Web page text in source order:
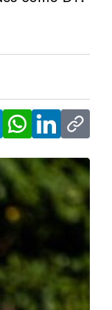
WhatsApp
LinkedInCopy